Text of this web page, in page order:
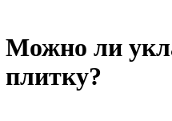
Можно ли
плитку?